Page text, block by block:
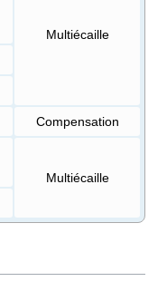
Multiécaille
Compensation
Multiécaille